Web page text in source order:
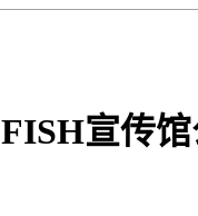
FISH宣传